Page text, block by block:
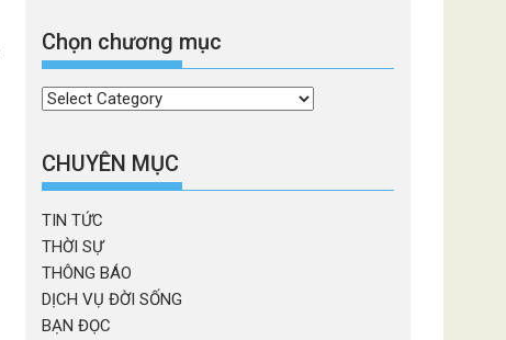
Chọn chương mục
Chọn
mục
CHUYÊN MỤC
TIN TỨC
THỜI SỰ
THÔNG BÁO
DỊCH VỤ ĐỜI SỐNG
BẠN ĐỌC